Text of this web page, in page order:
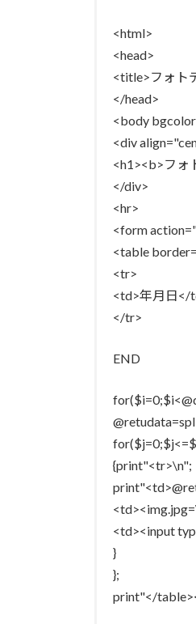
<html>
<head>
<title>フォト
</head>
<body
<div
<h1><b>フォ
</div>
<hr>
<form
<table
<tr>
<td>年月日</
</tr>
END
{print"<tr>\n";
<td><input
}
};
print"</